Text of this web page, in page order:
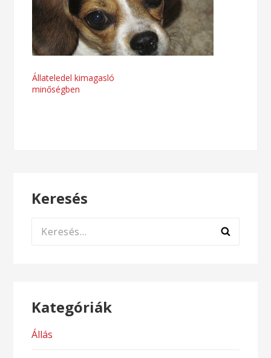
Bejegyzés
Állateledel kimagasló
minőségben
Keresés
Keresés:
Kategóriák
Állás